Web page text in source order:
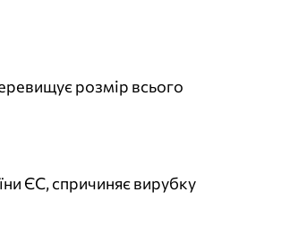
розмір всього
ЄС, спричиняє вирубку